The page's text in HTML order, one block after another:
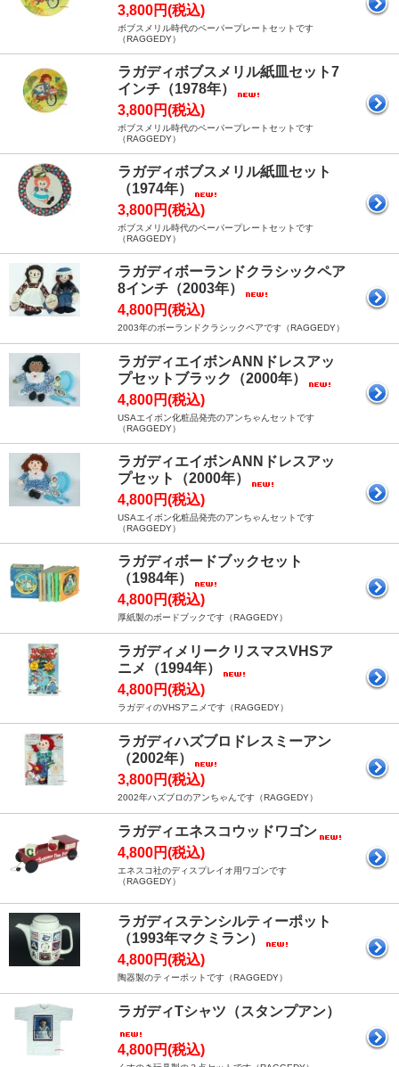
3,800円(税込)
ボブスメリル時代のペーパープレートセットです
（RAGGEDY）
ラガディボブスメリル紙皿セット7
インチ（1978年）
3,800円(税込)
ボブスメリル時代のペーパープレートセットです
（RAGGEDY）
ラガディボブスメリル紙皿セット
（1974年）
3,800円(税込)
ボブスメリル時代のペーパープレートセットです
（RAGGEDY）
ラガディボーランドクラシックペア
8インチ（2003年）
4,800円(税込)
2003年のボーランドクラシックペアです（RAGGEDY）
ラガディエイボンANNドレスアッ
プセットブラック（2000年）
4,800円(税込)
USAエイボン化粧品発売のアンちゃんセットです
（RAGGEDY）
ラガディエイボンANNドレスアッ
プセット（2000年）
4,800円(税込)
USAエイボン化粧品発売のアンちゃんセットです
（RAGGEDY）
ラガディボードブックセット
（1984年）
4,800円(税込)
厚紙製のボードブックです（RAGGEDY）
ラガディメリークリスマスVHSア
ニメ（1994年）
4,800円(税込)
ラガディのVHSアニメです（RAGGEDY）
ラガディハズブロドレスミーアン
（2002年）
3,800円(税込)
2002年ハズブロのアンちゃんです（RAGGEDY）
ラガディエネスコウッドワゴン
4,800円(税込)
エネスコ社のディスプレイオ用ワゴンです
（RAGGEDY）
ラガディステンシルティーポット
（1993年マクミラン）
4,800円(税込)
陶器製のティーポットです（RAGGEDY）
ラガディTシャツ（スタンプアン）
4,800円(税込)